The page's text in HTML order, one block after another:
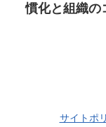
慣化と組織の
サイトポ